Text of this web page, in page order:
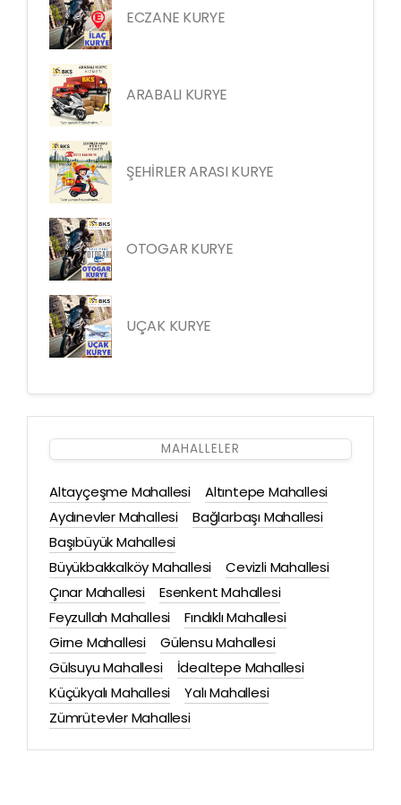
ECZANE KURYE
ARABALI KURYE
ŞEHİRLER ARASI KURYE
OTOGAR KURYE
UÇAK KURYE
MAHALLELER
Altayçeşme Mahallesi
Altıntepe Mahallesi
Aydınevler Mahallesi
Bağlarbaşı Mahallesi
Başıbüyük Mahallesi
Büyükbakkalköy Mahallesi
Cevizli Mahallesi
Çınar Mahallesi
Esenkent Mahallesi
Feyzullah Mahallesi
Fındıklı Mahallesi
Girne Mahallesi
Gülensu Mahallesi
Gülsuyu Mahallesi
İdealtepe Mahallesi
Küçükyalı Mahallesi
Yalı Mahallesi
Zümrütevler Mahallesi